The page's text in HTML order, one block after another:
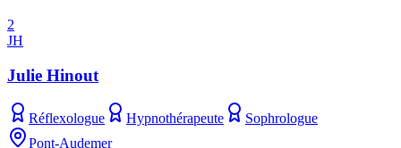
2
JH
Julie Hinout
Réflexologue Hypnothérapeute
Sophrologue
Pont-Audemer